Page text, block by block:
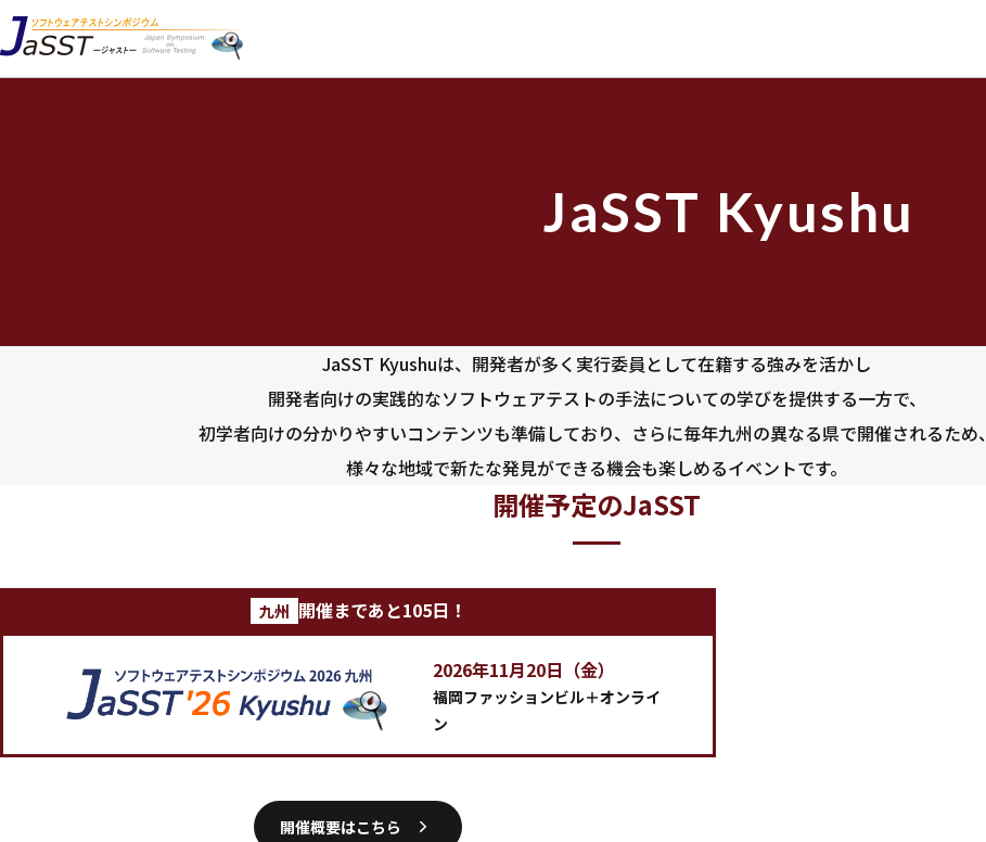
JaSST Kyushu
JaSST Kyushuは、開発者が多く実行委員として在籍する強みを活かし
開発者向けの実践的なソフトウェアテストの手法についての学びを提供する一方で、
初学者向けの分かりやすいコンテンツも準備しており、さらに毎年九州の異なる県で開催されるため、
様々な地域で新たな発見ができる機会も楽しめるイベントです。
開催予定のJaSST
九州 開催まであと105日！
2026年11月20日（金）
福岡ファッションビル＋オンライ
ン
開催概要はこちら